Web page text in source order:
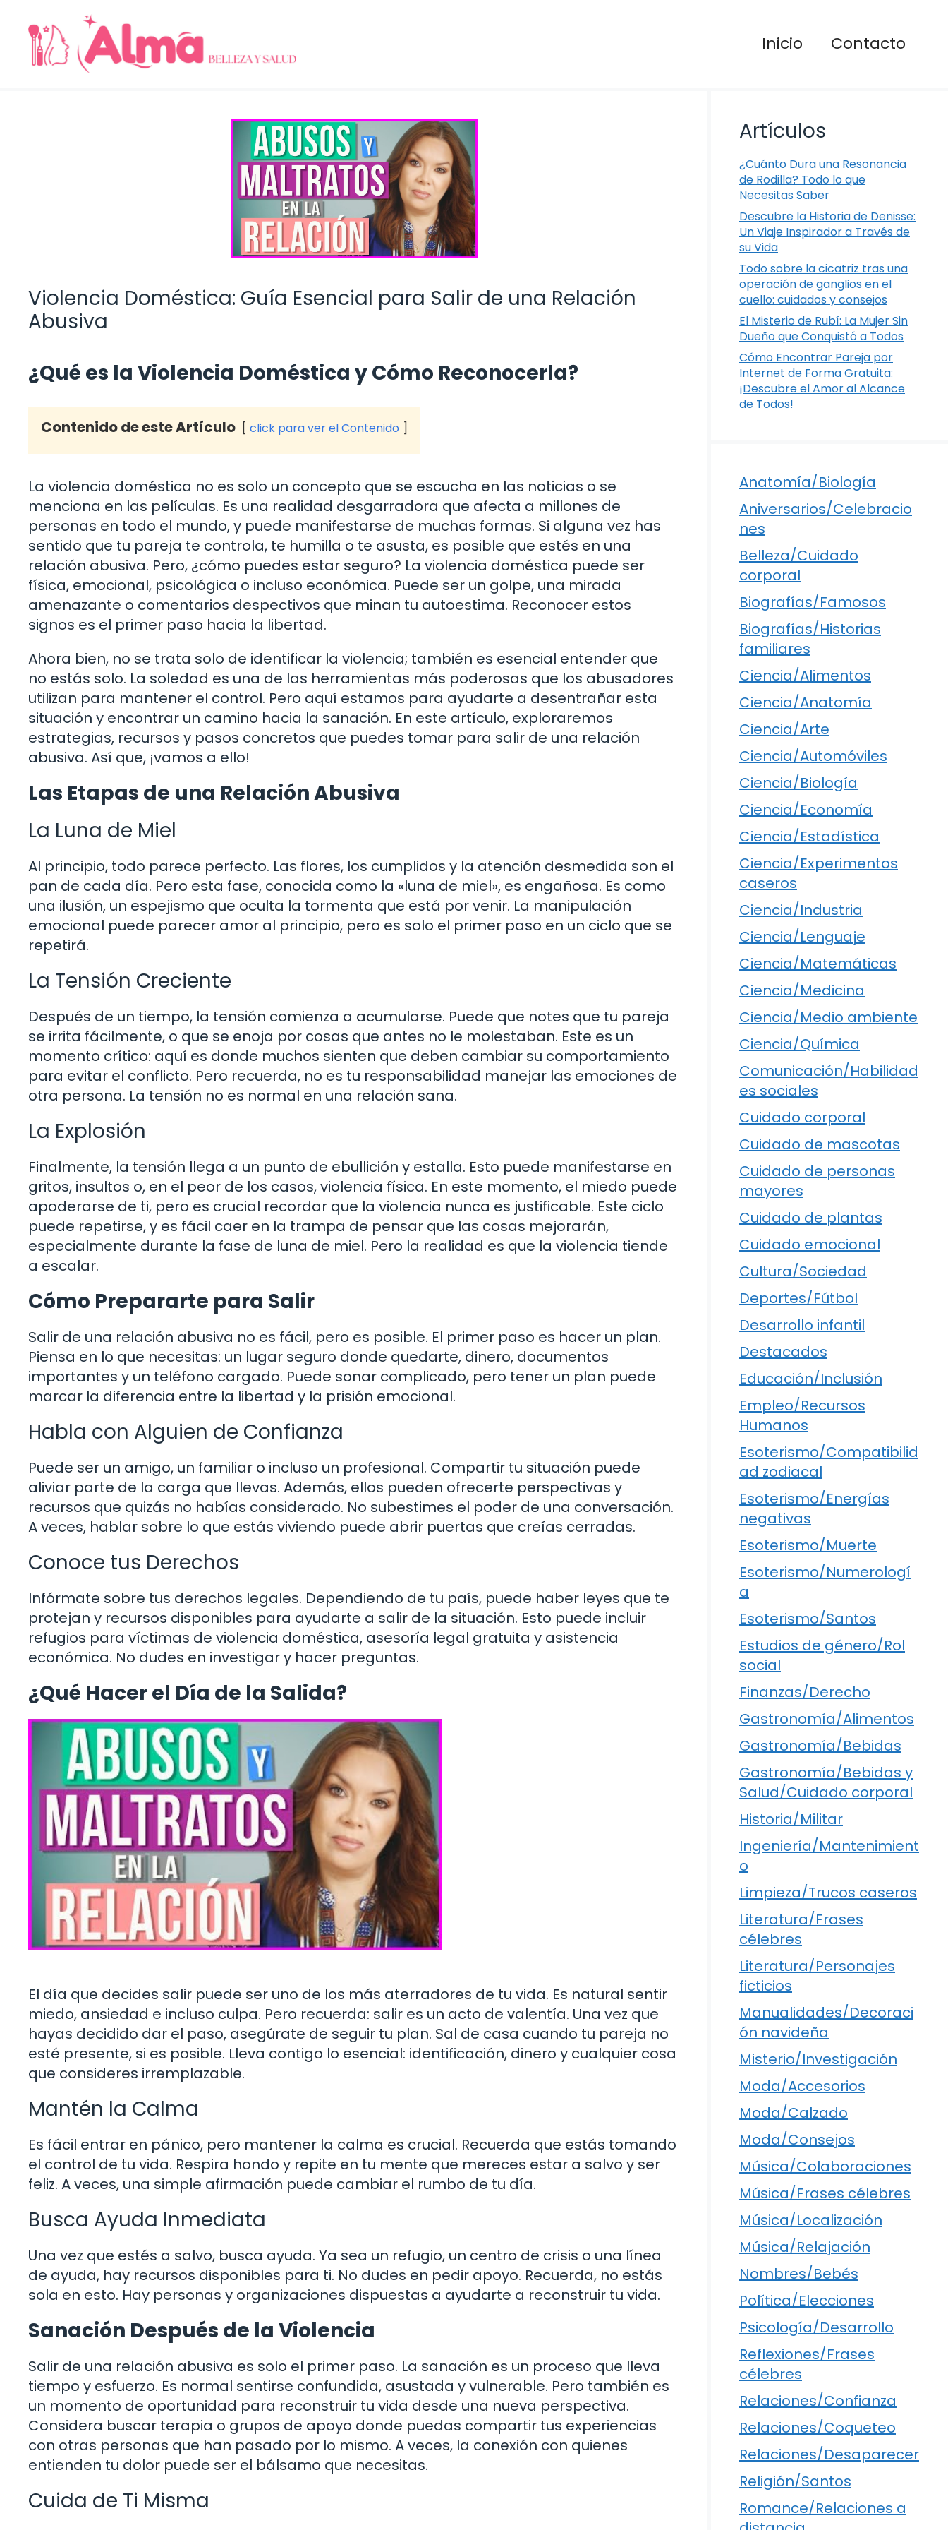
contenido
Inicio Contacto
Violencia Doméstica: Guía Esencial para Salir de una Relación
Abusiva
¿Qué es la Violencia Doméstica y Cómo Reconocerla?
Contenido de este Artículo click para ver el Contenido
La violencia doméstica no es solo un concepto que se escucha en las noticias o se
menciona en las películas. Es una realidad desgarradora que afecta a millones de
personas en todo el mundo, y puede manifestarse de muchas formas. Si alguna vez has
sentido que tu pareja te controla, te humilla o te asusta, es posible que estés en una
relación abusiva. Pero, ¿cómo puedes estar seguro? La violencia doméstica puede ser
física, emocional, psicológica o incluso económica. Puede ser un golpe, una mirada
amenazante o comentarios despectivos que minan tu autoestima. Reconocer estos
signos es el primer paso hacia la libertad.
Ahora bien, no se trata solo de identificar la violencia; también es esencial entender que
no estás solo. La soledad es una de las herramientas más poderosas que los abusadores
utilizan para mantener el control. Pero aquí estamos para ayudarte a desentrañar esta
situación y encontrar un camino hacia la sanación. En este artículo, exploraremos
estrategias, recursos y pasos concretos que puedes tomar para salir de una relación
abusiva. Así que, ¡vamos a ello!
Las Etapas de una Relación Abusiva
La Luna de Miel
Al principio, todo parece perfecto. Las flores, los cumplidos y la atención desmedida son el
pan de cada día. Pero esta fase, conocida como la «luna de miel», es engañosa. Es como
una ilusión, un espejismo que oculta la tormenta que está por venir. La manipulación
emocional puede parecer amor al principio, pero es solo el primer paso en un ciclo que se
repetirá.
La Tensión Creciente
Después de un tiempo, la tensión comienza a acumularse. Puede que notes que tu pareja
se irrita fácilmente, o que se enoja por cosas que antes no le molestaban. Este es un
momento crítico: aquí es donde muchos sienten que deben cambiar su comportamiento
para evitar el conflicto. Pero recuerda, no es tu responsabilidad manejar las emociones de
otra persona. La tensión no es normal en una relación sana.
La Explosión
Finalmente, la tensión llega a un punto de ebullición y estalla. Esto puede manifestarse en
gritos, insultos o, en el peor de los casos, violencia física. En este momento, el miedo puede
apoderarse de ti, pero es crucial recordar que la violencia nunca es justificable. Este ciclo
puede repetirse, y es fácil caer en la trampa de pensar que las cosas mejorarán,
especialmente durante la fase de luna de miel. Pero la realidad es que la violencia tiende
a escalar.
Cómo Prepararte para Salir
Salir de una relación abusiva no es fácil, pero es posible. El primer paso es hacer un plan.
Piensa en lo que necesitas: un lugar seguro donde quedarte, dinero, documentos
importantes y un teléfono cargado. Puede sonar complicado, pero tener un plan puede
marcar la diferencia entre la libertad y la prisión emocional.
Habla con Alguien de Confianza
Puede ser un amigo, un familiar o incluso un profesional. Compartir tu situación puede
aliviar parte de la carga que llevas. Además, ellos pueden ofrecerte perspectivas y
recursos que quizás no habías considerado. No subestimes el poder de una conversación.
A veces, hablar sobre lo que estás viviendo puede abrir puertas que creías cerradas.
Conoce tus Derechos
Infórmate sobre tus derechos legales. Dependiendo de tu país, puede haber leyes que te
protejan y recursos disponibles para ayudarte a salir de la situación. Esto puede incluir
refugios para víctimas de violencia doméstica, asesoría legal gratuita y asistencia
económica. No dudes en investigar y hacer preguntas.
¿Qué Hacer el Día de la Salida?
El día que decides salir puede ser uno de los más aterradores de tu vida. Es natural sentir
miedo, ansiedad e incluso culpa. Pero recuerda: salir es un acto de valentía. Una vez que
hayas decidido dar el paso, asegúrate de seguir tu plan. Sal de casa cuando tu pareja no
esté presente, si es posible. Lleva contigo lo esencial: identificación, dinero y cualquier cosa
que consideres irremplazable.
Mantén la Calma
Es fácil entrar en pánico, pero mantener la calma es crucial. Recuerda que estás tomando
el control de tu vida. Respira hondo y repite en tu mente que mereces estar a salvo y ser
feliz. A veces, una simple afirmación puede cambiar el rumbo de tu día.
Busca Ayuda Inmediata
Una vez que estés a salvo, busca ayuda. Ya sea un refugio, un centro de crisis o una línea
de ayuda, hay recursos disponibles para ti. No dudes en pedir apoyo. Recuerda, no estás
sola en esto. Hay personas y organizaciones dispuestas a ayudarte a reconstruir tu vida.
Sanación Después de la Violencia
Salir de una relación abusiva es solo el primer paso. La sanación es un proceso que lleva
tiempo y esfuerzo. Es normal sentirse confundida, asustada y vulnerable. Pero también es
un momento de oportunidad para reconstruir tu vida desde una nueva perspectiva.
Considera buscar terapia o grupos de apoyo donde puedas compartir tus experiencias
con otras personas que han pasado por lo mismo. A veces, la conexión con quienes
entienden tu dolor puede ser el bálsamo que necesitas.
Cuida de Ti Misma
Artículos
¿Cuánto Dura una Resonancia
de Rodilla? Todo lo que
Necesitas Saber
Descubre la Historia de Denisse:
Un Viaje Inspirador a Través de
su Vida
Todo sobre la cicatriz tras una
operación de ganglios en el
cuello: cuidados y consejos
El Misterio de Rubí: La Mujer Sin
Dueño que Conquistó a Todos
Cómo Encontrar Pareja por
Internet de Forma Gratuita:
¡Descubre el Amor al Alcance
de Todos!
Anatomía/Biología
Aniversarios/Celebracio
nes
Belleza/Cuidado
corporal
Biografías/Famosos
Biografías/Historias
familiares
Ciencia/Alimentos
Ciencia/Anatomía
Ciencia/Arte
Ciencia/Automóviles
Ciencia/Biología
Ciencia/Economía
Ciencia/Estadística
Ciencia/Experimentos
caseros
Ciencia/Industria
Ciencia/Lenguaje
Ciencia/Matemáticas
Ciencia/Medicina
Ciencia/Medio ambiente
Ciencia/Química
Comunicación/Habilidad
es sociales
Cuidado corporal
Cuidado de mascotas
Cuidado de personas
mayores
Cuidado de plantas
Cuidado emocional
Cultura/Sociedad
Deportes/Fútbol
Desarrollo infantil
Destacados
Educación/Inclusión
Empleo/Recursos
Humanos
Esoterismo/Compatibilid
ad zodiacal
Esoterismo/Energías
negativas
Esoterismo/Muerte
Esoterismo/Numerologí
a
Esoterismo/Santos
Estudios de género/Rol
social
Finanzas/Derecho
Gastronomía/Alimentos
Gastronomía/Bebidas
Gastronomía/Bebidas y
Salud/Cuidado corporal
Historia/Militar
Ingeniería/Mantenimient
o
Limpieza/Trucos caseros
Literatura/Frases
célebres
Literatura/Personajes
ficticios
Manualidades/Decoraci
ón navideña
Misterio/Investigación
Moda/Accesorios
Moda/Calzado
Moda/Consejos
Música/Colaboraciones
Música/Frases célebres
Música/Localización
Música/Relajación
Nombres/Bebés
Política/Elecciones
Psicología/Desarrollo
Reflexiones/Frases
célebres
Relaciones/Confianza
Relaciones/Coqueteo
Relaciones/Desaparecer
Religión/Santos
Romance/Relaciones a